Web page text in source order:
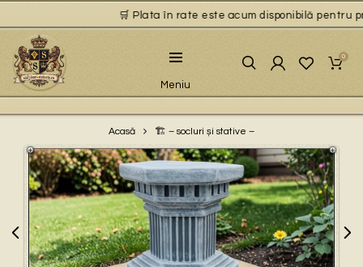
🛒 Plata în rate este acum disponibilă pentru
Meniu
0
Acasă 🏗 – socluri și stative –